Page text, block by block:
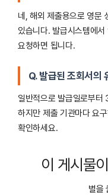
네, 해외 제출용으로 영문
있습니다. 발급시스템에
요청하면 됩니다.
Q. 발급된 조회서의
일반적으로 발급일로부터
하지만 제출 기관마다 요
확인하세요.
이 게시물
별을